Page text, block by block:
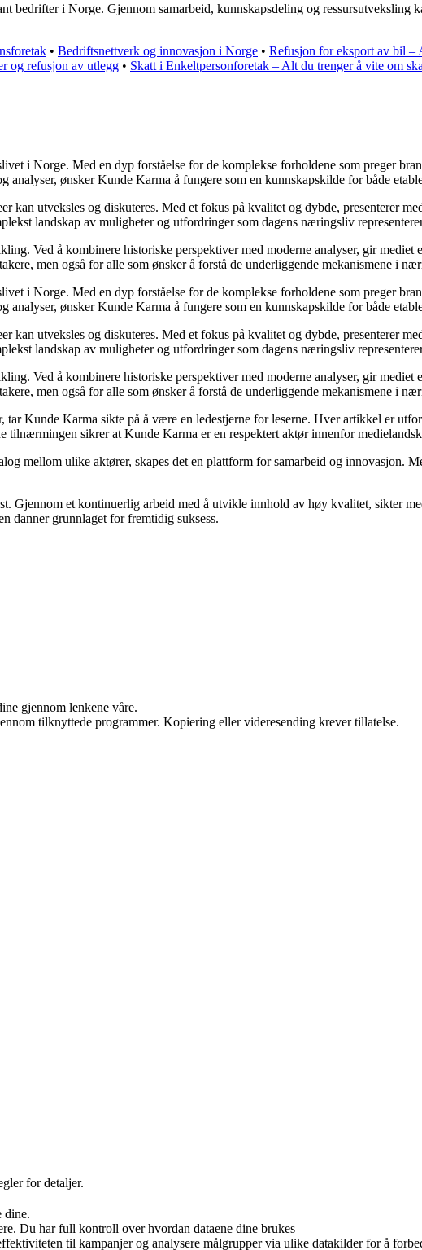
i Norge. Gjennom samarbeid, kunnskapsdeling og ressursutveksling
• Bedriftsnettverk og innovasjon i Norge • Refusjon for eksport av bil –
og refusjon av utlegg • Skatt i Enkeltpersonforetak – Alt du trenger å vite om
i Norge. Med en dyp forståelse for de komplekse forholdene som preger
ønsker Kunde Karma å fungere som en kunnskapskilde for både
utveksles og diskuteres. Med et fokus på kvalitet og dybde, presenterer
landskap av muligheter og utfordringer som dagens næringsliv
Ved å kombinere historiske perspektiver med moderne analyser, gir mediet
men også for alle som ønsker å forstå de underliggende mekanismene i
i Norge. Med en dyp forståelse for de komplekse forholdene som preger
ønsker Kunde Karma å fungere som en kunnskapskilde for både
utveksles og diskuteres. Med et fokus på kvalitet og dybde, presenterer
landskap av muligheter og utfordringer som dagens næringsliv
Ved å kombinere historiske perspektiver med moderne analyser, gir mediet
men også for alle som ønsker å forstå de underliggende mekanismene i
Kunde Karma sikte på å være en ledestjerne for leserne. Hver artikkel er
sikrer at Kunde Karma er en respektert aktør innenfor
mellom ulike aktører, skapes det en plattform for samarbeid og innovasjon.
Gjennom et kontinuerlig arbeid med å utvikle innhold av høy kvalitet, sikter
danner grunnlaget for fremtidig suksess.
gjennom lenkene våre.
tilknyttede programmer. Kopiering eller videresending krever tillatelse.
for detaljer.
dine.
Du har full kontroll over hvordan dataene dine brukes
til kampanjer og analysere målgrupper via ulike datakilder for å